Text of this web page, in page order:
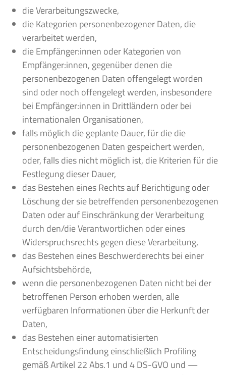
die Verarbeitungszwecke,
die Kategorien personenbezogener Daten, die
verarbeitet werden,
die Empfänger:innen oder Kategorien von
Empfänger:innen, gegenüber denen die
personenbezogenen Daten offengelegt worden
sind oder noch offengelegt werden, insbesondere
bei Empfänger:innen in Drittländern oder bei
internationalen Organisationen,
falls möglich die geplante Dauer, für die die
personenbezogenen Daten gespeichert werden,
oder, falls dies nicht möglich ist, die Kriterien für die
Festlegung dieser Dauer,
das Bestehen eines Rechts auf Berichtigung oder
Löschung der sie betreffenden personenbezogenen
Daten oder auf Einschränkung der Verarbeitung
durch den/die Verantwortlichen oder eines
Widerspruchsrechts gegen diese Verarbeitung,
das Bestehen eines Beschwerderechts bei einer
Aufsichtsbehörde,
wenn die personenbezogenen Daten nicht bei der
betroffenen Person erhoben werden, alle
verfügbaren Informationen über die Herkunft der
Daten,
das Bestehen einer automatisierten
Entscheidungsfindung einschließlich Profiling
gemäß Artikel 22 Abs.1 und 4 DS-GVO und —